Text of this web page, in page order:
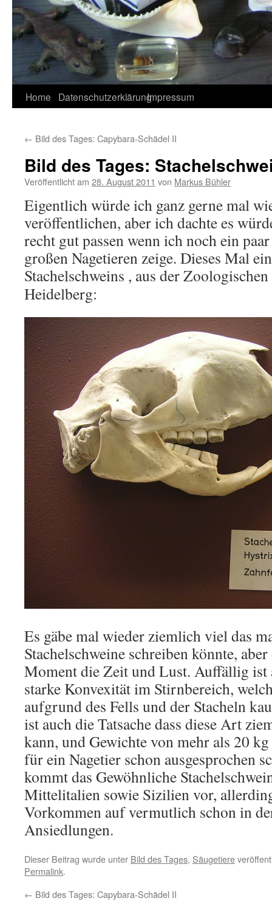
Home DatenschutzerklärungImpressum
← Bild des Tages: Capybara-Schädel II
Bild des Tages:
Veröffentlicht am 28. August 2011 von Markus Bühler
Eigentlich würde ich ganz gerne mal
veröffentlichen, aber ich dachte es
recht gut passen wenn ich noch ein
großen Nagetieren zeige. Dieses Mal
Stachelschweins , aus der
Heidelberg:
Es gäbe mal wieder ziemlich viel das
Stachelschweine schreiben könnte,
Moment die Zeit und Lust. Auffällig ist
starke Konvexität im Stirnbereich,
aufgrund des Fells und der Stacheln
ist auch die Tatsache dass diese Art
kann, und Gewichte von mehr als 20
für ein Nagetier schon ausgesprochen
kommt das Gewöhnliche
Mittelitalien sowie Sizilien vor,
Vorkommen auf vermutlich schon in
Ansiedlungen.
Dieser Beitrag wurde unter Bild des Tages, Säugetiere
Permalink.
← Bild des Tages: Capybara-Schädel II